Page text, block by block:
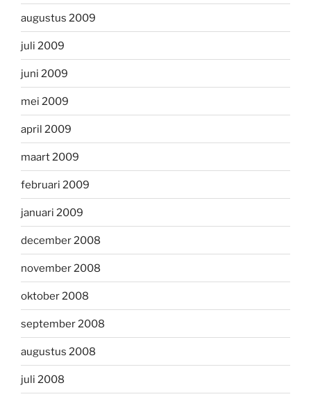
augustus 2009
juli 2009
juni 2009
mei 2009
april 2009
maart 2009
februari 2009
januari 2009
december 2008
november 2008
oktober 2008
september 2008
augustus 2008
juli 2008